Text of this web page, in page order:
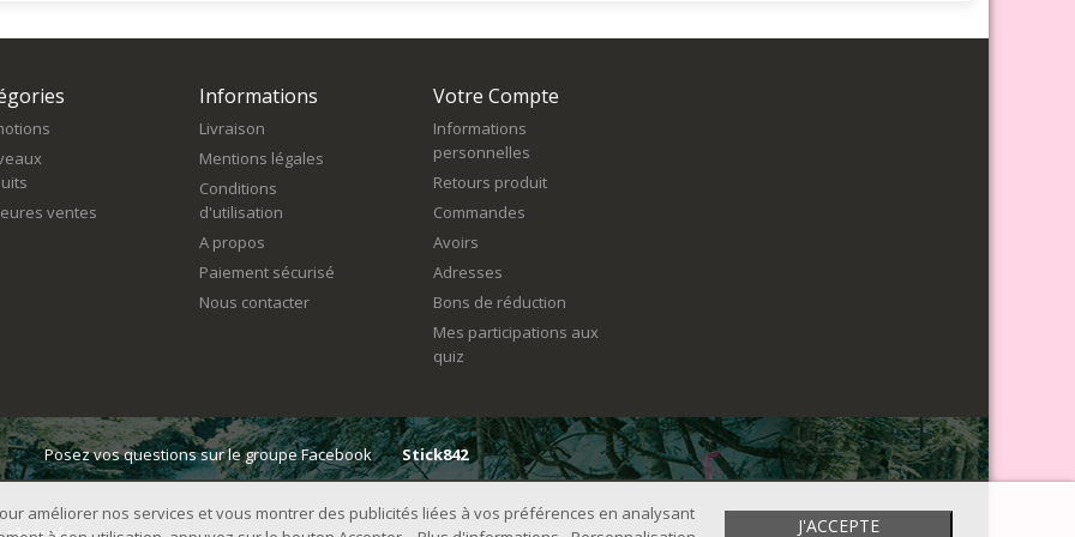
ventes
Informations
Livraison
Mentions légales
Conditions
d'utilisation
A propos
Paiement sécurisé
Nous contacter
Votre Compte
Informations
personnelles
Retours produit
Commandes
Avoirs
Adresses
Bons de réduction
Mes participations aux
quiz
améliorer nos services et vous montrer des publicités liées à vos préférences en analysant
J'ACCEPTE
Posez vos questions sur le groupe Facebook Stick842